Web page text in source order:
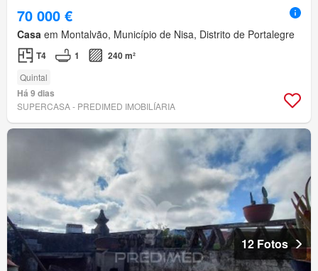
70 000 €
Casa em Montalvão, Município de Nisa, Distrito de Portalegre
T4 1 240 m²
Quintal
Há 9 dias
SUPERCASA - PREDIMED IMOBILÍARIA
12 Fotos